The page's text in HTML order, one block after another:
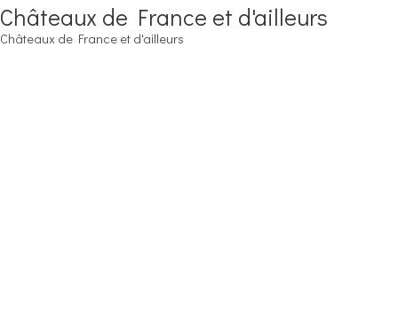
Châteaux de France et d'ailleurs
Châteaux de France et d'ailleurs